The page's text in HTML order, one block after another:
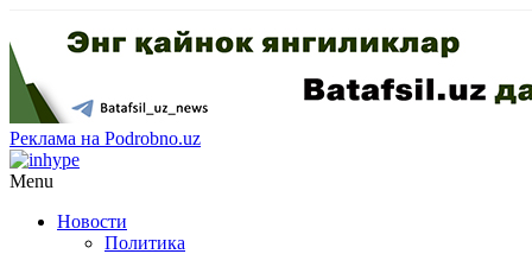
Реклама на Podrobno.uz
Menu
Новости
Политика